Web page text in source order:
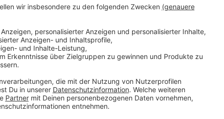
Anzeige
Seine Songs lassen sich wunderbar am Strand auf Mallorca oder
abspielen. Egal wo, Alvaro Soler scheint auch schon längst da
Bekanntermaßen viel unterwegs ist auch der 30-Jährige selbst.
Zurück zur Musik: Soler baut in seinen X Songs auf "Magia" vor
Anzeige